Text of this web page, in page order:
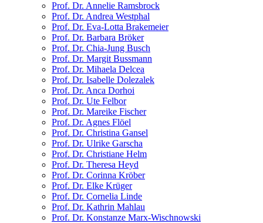
Prof. Dr. Annelie Ramsbrock
Prof. Dr. Andrea Westphal
Prof. Dr. Eva-Lotta Brakemeier
Prof. Dr. Barbara Bröker
Prof. Dr. Chia-Jung Busch
Prof. Dr. Margit Bussmann
Prof. Dr. Mihaela Delcea
Prof. Dr. Isabelle Dolezalek
Prof. Dr. Anca Dorhoi
Prof. Dr. Ute Felbor
Prof. Dr. Mareike Fischer
Prof. Dr. Agnes Flöel
Prof. Dr. Christina Gansel
Prof. Dr. Ulrike Garscha
Prof. Dr. Christiane Helm
Prof. Dr. Theresa Heyd
Prof. Dr. Corinna Kröber
Prof. Dr. Elke Krüger
Prof. Dr. Cornelia Linde
Prof. Dr. Kathrin Mahlau
Prof. Dr. Konstanze Marx-Wischnowski